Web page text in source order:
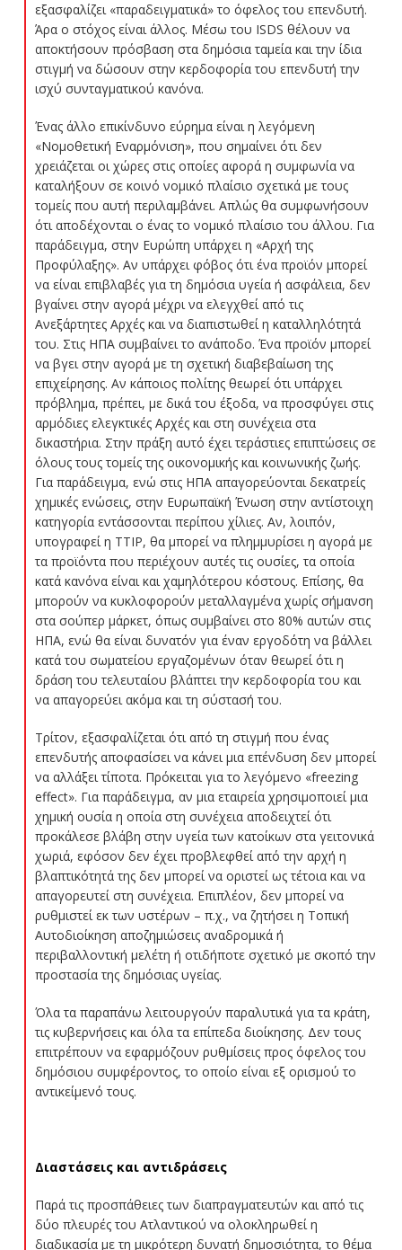
εξασφαλίζει «παραδειγματικά» το όφελος του επενδυτή.
Άρα ο στόχος είναι άλλος. Μέσω του ISDS θέλουν να
αποκτήσουν πρόσβαση στα δημόσια ταμεία και την ίδια
στιγμή να δώσουν στην κερδοφορία του επενδυτή την
ισχύ συνταγματικού κανόνα.
Ένας άλλο επικίνδυνο εύρημα είναι η λεγόμενη
«Νομοθετική Εναρμόνιση», που σημαίνει ότι δεν
χρειάζεται οι χώρες στις οποίες αφορά η συμφωνία να
καταλήξουν σε κοινό νομικό πλαίσιο σχετικά με τους
τομείς που αυτή περιλαμβάνει. Απλώς θα συμφωνήσουν
ότι αποδέχονται ο ένας το νομικό πλαίσιο του άλλου. Για
παράδειγμα, στην Ευρώπη υπάρχει η «Αρχή της
Προφύλαξης». Αν υπάρχει φόβος ότι ένα προϊόν μπορεί
να είναι επιβλαβές για τη δημόσια υγεία ή ασφάλεια, δεν
βγαίνει στην αγορά μέχρι να ελεγχθεί από τις
Ανεξάρτητες Αρχές και να διαπιστωθεί η καταλληλότητά
του. Στις ΗΠΑ συμβαίνει το ανάποδο. Ένα προϊόν μπορεί
να βγει στην αγορά με τη σχετική διαβεβαίωση της
επιχείρησης. Αν κάποιος πολίτης θεωρεί ότι υπάρχει
πρόβλημα, πρέπει, με δικά του έξοδα, να προσφύγει στις
αρμόδιες ελεγκτικές Αρχές και στη συνέχεια στα
δικαστήρια. Στην πράξη αυτό έχει τεράστιες επιπτώσεις σε
όλους τους τομείς της οικονομικής και κοινωνικής ζωής.
Για παράδειγμα, ενώ στις ΗΠΑ απαγορεύονται δεκατρείς
χημικές ενώσεις, στην Ευρωπαϊκή Ένωση στην αντίστοιχη
κατηγορία εντάσσονται περίπου χίλιες. Αν, λοιπόν,
υπογραφεί η TTIP, θα μπορεί να πλημμυρίσει η αγορά με
τα προϊόντα που περιέχουν αυτές τις ουσίες, τα οποία
κατά κανόνα είναι και χαμηλότερου κόστους. Επίσης, θα
μπορούν να κυκλοφορούν μεταλλαγμένα χωρίς σήμανση
στα σούπερ μάρκετ, όπως συμβαίνει στο 80% αυτών στις
ΗΠΑ, ενώ θα είναι δυνατόν για έναν εργοδότη να βάλλει
κατά του σωματείου εργαζομένων όταν θεωρεί ότι η
δράση του τελευταίου βλάπτει την κερδοφορία του και
να απαγορεύει ακόμα και τη σύστασή του.
Τρίτον, εξασφαλίζεται ότι από τη στιγμή που ένας
επενδυτής αποφασίσει να κάνει μια επένδυση δεν μπορεί
να αλλάξει τίποτα. Πρόκειται για το λεγόμενο «freezing
effect». Για παράδειγμα, αν μια εταιρεία χρησιμοποιεί μια
χημική ουσία η οποία στη συνέχεια αποδειχτεί ότι
προκάλεσε βλάβη στην υγεία των κατοίκων στα γειτονικά
χωριά, εφόσον δεν έχει προβλεφθεί από την αρχή η
βλαπτικότητά της δεν μπορεί να οριστεί ως τέτοια και να
απαγορευτεί στη συνέχεια. Επιπλέον, δεν μπορεί να
ρυθμιστεί εκ των υστέρων – π.χ., να ζητήσει η Τοπική
Αυτοδιοίκηση αποζημιώσεις αναδρομικά ή
περιβαλλοντική μελέτη ή οτιδήποτε σχετικό με σκοπό την
προστασία της δημόσιας υγείας.
Όλα τα παραπάνω λειτουργούν παραλυτικά για τα κράτη,
τις κυβερνήσεις και όλα τα επίπεδα διοίκησης. Δεν τους
επιτρέπουν να εφαρμόζουν ρυθμίσεις προς όφελος του
δημόσιου συμφέροντος, το οποίο είναι εξ ορισμού το
αντικείμενό τους.
Διαστάσεις και αντιδράσεις
Παρά τις προσπάθειες των διαπραγματευτών και από τις
δύο πλευρές του Ατλαντικού να ολοκληρωθεί η
διαδικασία με τη μικρότερη δυνατή δημοσιότητα, το θέμα